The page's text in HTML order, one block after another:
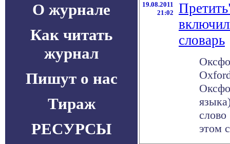
О журнале
Как читать
журнал
Пишут о нас
Тираж
РЕСУРСЫ
19.08.2011
21:02
словарь
этом